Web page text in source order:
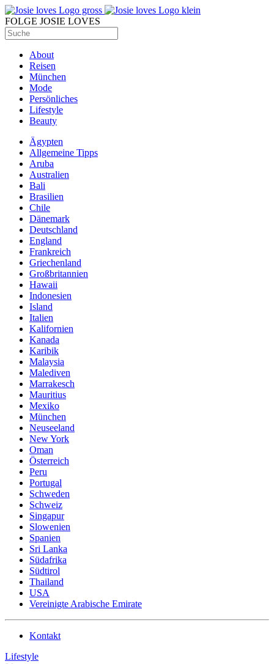
FOLGE JOSIE LOVES
About
Reisen
München
Mode
Persönliches
Lifestyle
Beauty
Ägypten
Allgemeine Tipps
Aruba
Australien
Bali
Brasilien
Chile
Dänemark
Deutschland
England
Frankreich
Griechenland
Großbritannien
Hawaii
Indonesien
Island
Italien
Kalifornien
Kanada
Karibik
Malaysia
Malediven
Marrakesch
Mauritius
Mexiko
München
Neuseeland
New York
Oman
Österreich
Peru
Portugal
Schweden
Schweiz
Singapur
Slowenien
Spanien
Sri Lanka
Südafrika
Südtirol
Thailand
USA
Vereinigte Arabische Emirate
Kontakt
Lifestyle